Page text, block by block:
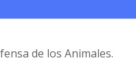
de los Animales.